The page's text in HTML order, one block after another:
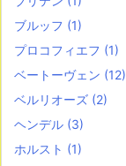
ブルッフ (1)
プロコフィエフ (1)
ベートーヴェン (12)
ベルリオーズ (2)
ヘンデル (3)
ホルスト (1)